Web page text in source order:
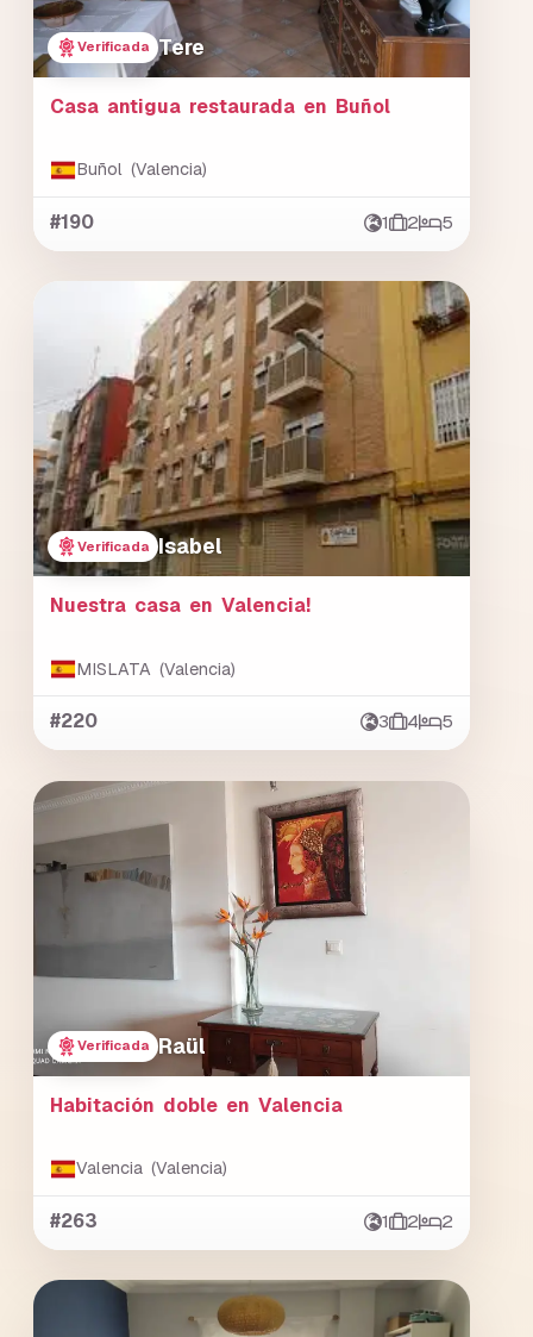
Verificada Tere
Casa antigua restaurada en Buñol
Buñol (Valencia)
#190 1 2 5
Verificada Isabel
Nuestra casa en Valencia!
MISLATA (Valencia)
#220 3 4 5
Verificada Raül
Habitación doble en Valencia
Valencia (Valencia)
#263 1 2 2